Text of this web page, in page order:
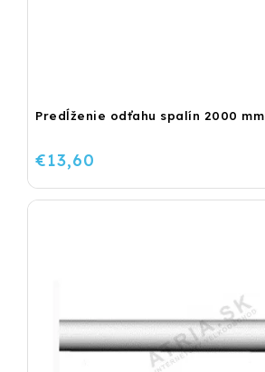
Predĺženie odťahu spalín 2000 mm
€13,60